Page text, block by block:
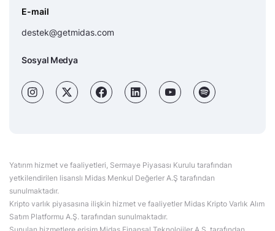
E-mail
destek@getmidas.com
Sosyal Medya
Yatırım hizmet ve faaliyetleri, Sermaye Piyasası Kurulu tarafından
yetkilendirilen lisanslı Midas Menkul Değerler A.Ş tarafından
sunulmaktadır.
Kripto varlık piyasasına ilişkin hizmet ve faaliyetler Midas Kripto Varlık Alım
Satım Platformu A.Ş. tarafından sunulmaktadır.